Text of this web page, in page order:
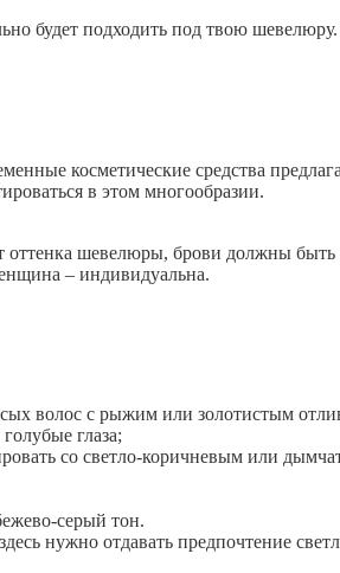
будет подходить под твою шевелюру.
косметические средства
в этом многообразии.
оттенка шевелюры, брови должны быть
– индивидуальна.
волос с рыжим или золотистым
глаза;
со светло-коричневым или
серый тон.
нужно отдавать предпочтение